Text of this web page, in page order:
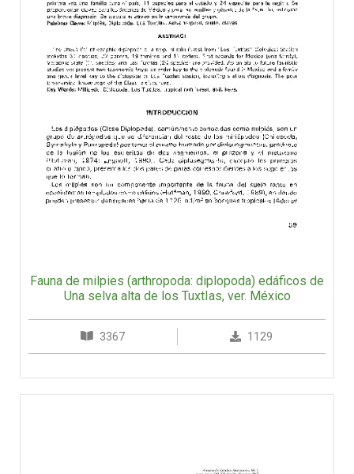
Fauna de milpies (arthropoda: diplopoda) edáficos de
Una selva alta de los TuxtIas, ver. México
3367 1129